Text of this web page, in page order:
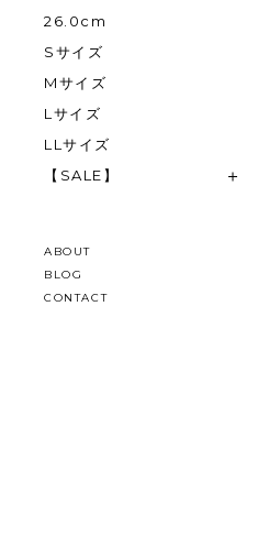
26.0cm
Sサイズ
Mサイズ
Lサイズ
LLサイズ
【SALE】
ABOUT
BLOG
CONTACT